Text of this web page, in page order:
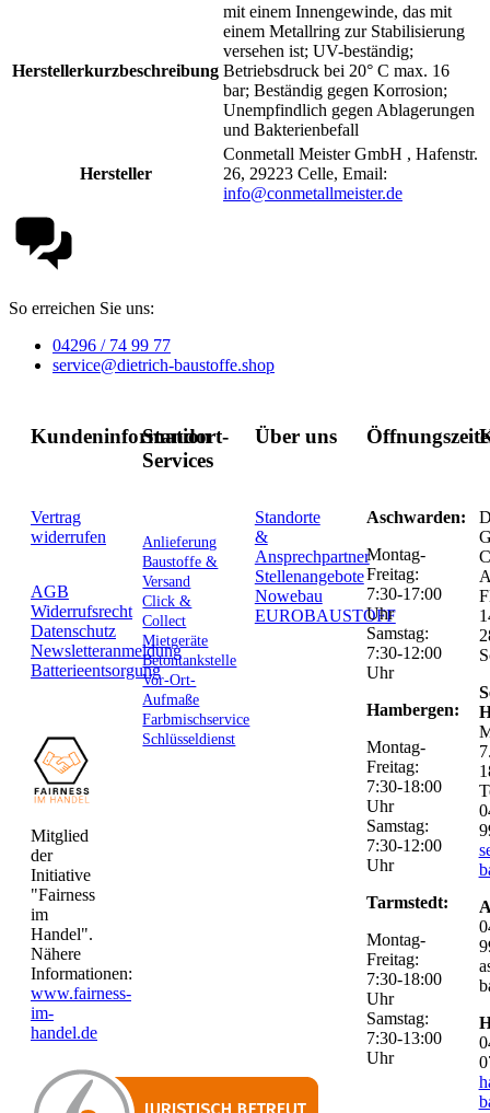
Herstellerkurzbeschreibung
mit einem Innengewinde, das mit
einem Metallring zur Stabilisierung
versehen ist; UV-beständig;
Betriebsdruck bei 20° C max. 16
bar; Beständig gegen Korrosion;
Unempfindlich gegen Ablagerungen
und Bakterienbefall
Hersteller
Conmetall Meister GmbH , Hafenstr.
26, 29223 Celle, Email:
info@conmetallmeister.de
So erreichen Sie uns:
04296 / 74 99 77
service@dietrich-baustoffe.shop
Kundeninformation
Vertrag
widerrufen
AGB
Widerrufsrecht
Datenschutz
Newsletteranmeldung
Batterieentsorgung
Mitglied
der
Initiative
"Fairness
im
Handel".
Nähere
Informationen:
www.fairness-
im-
handel.de
Standort-
Services
Anlieferung
Baustoffe &
Versand
Click &
Collect
Mietgeräte
Betontankstelle
Vor-Ort-
Aufmaße
Farbmischservice
Schlüsseldienst
Über uns
Standorte
&
Ansprechpartner
Stellenangebote
Nowebau
EUROBAUSTOFF
Aschwarden:
Montag-
Freitag:
7:30-17:00
Uhr
Samstag:
7:30-12:00
Uhr
Hambergen:
Montag-
Freitag:
7:30-18:00
Uhr
Samstag:
7:30-12:00
Uhr
Tarmstedt:
Montag-
Freitag:
7:30-18:00
Uhr
Samstag:
7:30-13:00
Uhr